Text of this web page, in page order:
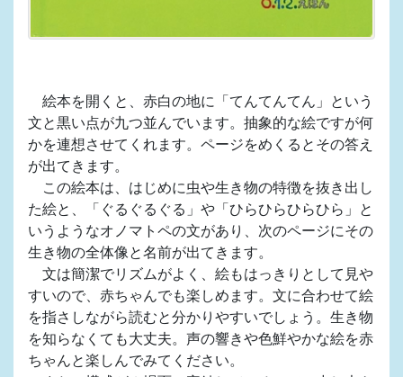
絵本を開くと、赤白の地に「てんてんてん」という
文と黒い点が九つ並んでいます。抽象的な絵ですが何
かを連想させてくれます。ページをめくるとその答え
が出てきます。
この絵本は、はじめに虫や生き物の特徴を抜き出し
た絵と、「ぐるぐるぐる」や「ひらひらひらひら」と
いうようなオノマトペの文があり、次のページにその
生き物の全体像と名前が出てきます。
文は簡潔でリズムがよく、絵もはっきりとして見や
すいので、赤ちゃんでも楽しめます。文に合わせて絵
を指さしながら読むと分かりやすいでしょう。生き物
を知らなくても大丈夫。声の響きや色鮮やかな絵を赤
ちゃんと楽しんでみてください。